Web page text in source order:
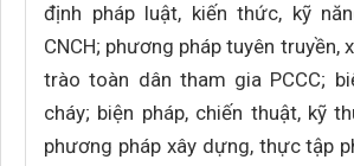
định pháp luật, kiến thức, kỹ
CNCH; phương pháp tuyên truyền,
trào toàn dân tham gia PCCC;
cháy; biện pháp, chiến thuật, kỹ
phương pháp xây dựng, thực tập